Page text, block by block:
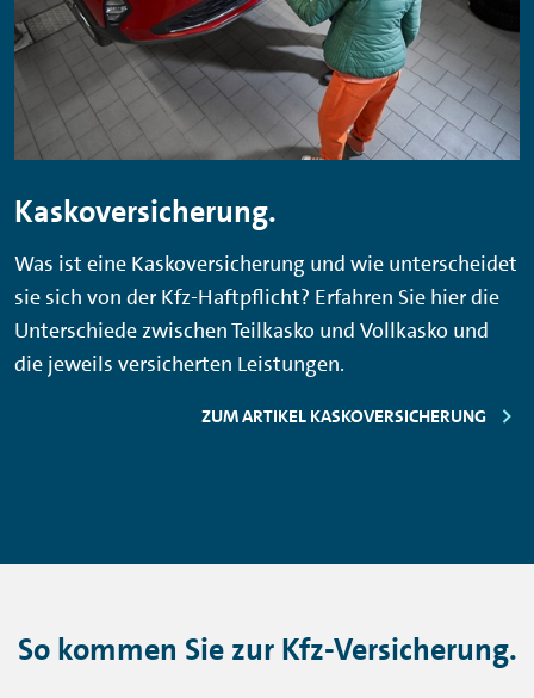
Kaskoversicherung.
Was ist eine Kaskoversicherung und wie unterscheidet
sie sich von der Kfz-Haftpflicht? Erfahren Sie hier die
Unterschiede zwischen Teilkasko und Vollkasko und
die jeweils versicherten Leistungen.
ZUM ARTIKEL KASKOVERSICHERUNG
So kommen Sie zur Kfz-Versicherung.